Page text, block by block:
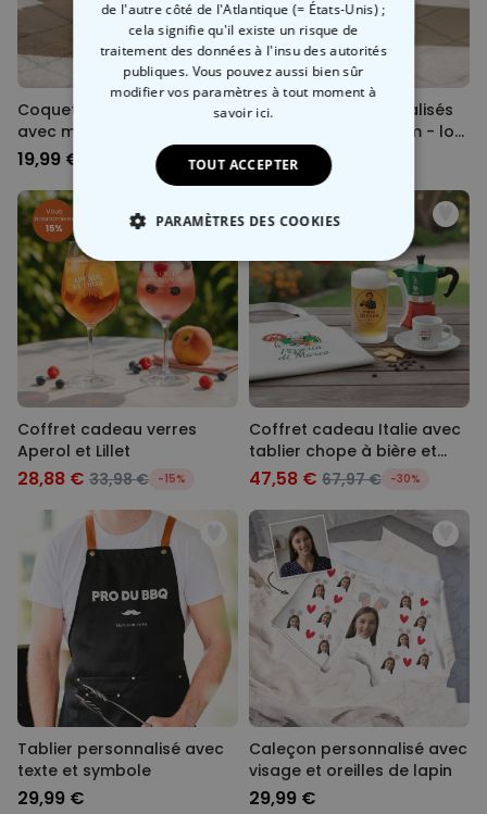
Coquetiers personnalisés
avec monogramme - lot
de 2
19,99 €
Coquetiers personnalisés
avec symbole et nom - lot
19,99 €
Coffret cadeau verres
Aperol et Lillet
28,88 € 33,98 € -15%
Coffret cadeau Italie avec
tablier chope à bière et
tasse à espresso
47,58 € 67,97 € -30%
Tablier personnalisé avec
texte et symbole
29,99 €
Caleçon personnalisé avec
visage et oreilles de lapin
29,99 €
de l'autre côté de l'Atlantique (= États-Unis) ;
cela signifie qu'il existe un risque de
traitement des données à l'insu des autorités
publiques. Vous pouvez aussi bien sûr
modifier vos paramètres à tout momentà
savoir ici.
TOUT ACCEPTER
PARAMÈTRES DES COOKIES
STRICTEMENT NÉCESSAIRE
PERFORMANCE
COMMERCIALISATION
NON CLASSÉ